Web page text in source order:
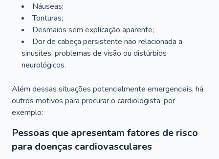
Náuseas;
Tonturas;
Desmaios sem explicação aparente;
Dor de cabeça persistente não relacionada a
sinusites, problemas de visão ou distúrbios
neurológicos.
Além dessas situações potencialmente emergenciais, há
outros motivos para procurar o cardiologista, por
exemplo:
Pessoas que apresentam fatores de risco
para doenças cardiovasculares